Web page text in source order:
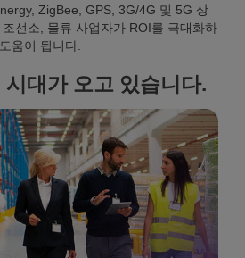
ZigBee, GPS, 3G/4G 및 5G 상
선소, 물류 사업자가 ROI를 극대화하
움이 됩니다.
대가 오고 있습니다.